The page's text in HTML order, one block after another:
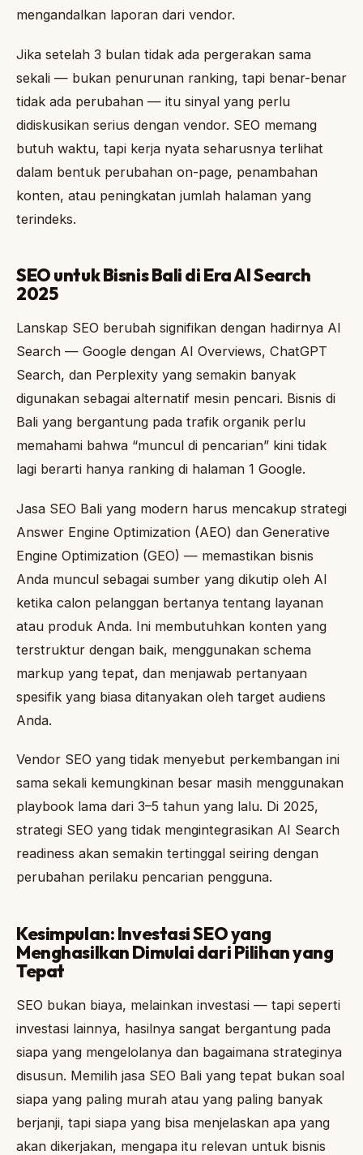
mengandalkan laporan dari vendor.
Jika setelah 3 bulan tidak ada pergerakan sama
sekali — bukan penurunan ranking, tapi benar-benar
tidak ada perubahan — itu sinyal yang perlu
didiskusikan serius dengan vendor. SEO memang
butuh waktu, tapi kerja nyata seharusnya terlihat
dalam bentuk perubahan on-page, penambahan
konten, atau peningkatan jumlah halaman yang
terindeks.
SEO untuk Bisnis Bali di Era AI Search
2025
Lanskap SEO berubah signifikan dengan hadirnya AI
Search — Google dengan AI Overviews, ChatGPT
Search, dan Perplexity yang semakin banyak
digunakan sebagai alternatif mesin pencari. Bisnis di
Bali yang bergantung pada trafik organik perlu
memahami bahwa “muncul di pencarian” kini tidak
lagi berarti hanya ranking di halaman 1 Google.
Jasa SEO Bali yang modern harus mencakup strategi
Answer Engine Optimization (AEO) dan Generative
Engine Optimization (GEO) — memastikan bisnis
Anda muncul sebagai sumber yang dikutip oleh AI
ketika calon pelanggan bertanya tentang layanan
atau produk Anda. Ini membutuhkan konten yang
terstruktur dengan baik, menggunakan schema
markup yang tepat, dan menjawab pertanyaan
spesifik yang biasa ditanyakan oleh target audiens
Anda.
Vendor SEO yang tidak menyebut perkembangan ini
sama sekali kemungkinan besar masih menggunakan
playbook lama dari 3–5 tahun yang lalu. Di 2025,
strategi SEO yang tidak mengintegrasikan AI Search
readiness akan semakin tertinggal seiring dengan
perubahan perilaku pencarian pengguna.
Kesimpulan: Investasi SEO yang
Menghasilkan Dimulai dari Pilihan yang
Tepat
SEO bukan biaya, melainkan investasi — tapi seperti
investasi lainnya, hasilnya sangat bergantung pada
siapa yang mengelolanya dan bagaimana strateginya
disusun. Memilih jasa SEO Bali yang tepat bukan soal
siapa yang paling murah atau yang paling banyak
berjanji, tapi siapa yang bisa menjelaskan apa yang
akan dikerjakan, mengapa itu relevan untuk bisnis